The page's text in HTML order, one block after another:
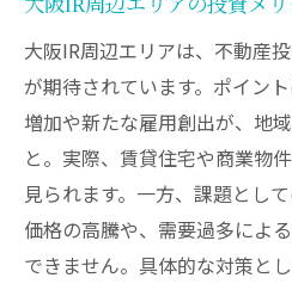
大阪IR周辺エリアは、不動産
が期待されています。ポイン
増加や新たな雇用創出が、地
と。実際、賃貸住宅や商業物
見られます。一方、課題とし
価格の高騰や、需要過多によ
できません。具体的な対策と